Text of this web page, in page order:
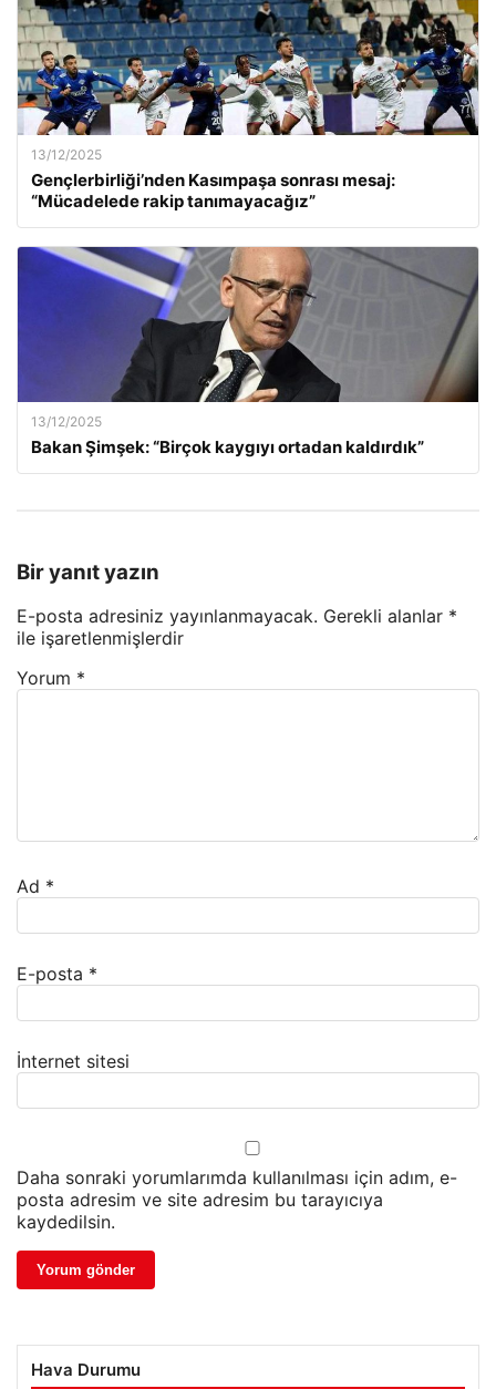
13/12/2025
Gençlerbirliği’nden Kasımpaşa sonrası mesaj:
“Mücadelede rakip tanımayacağız”
13/12/2025
Bakan Şimşek: “Birçok kaygıyı ortadan kaldırdık”
Bir yanıt yazın
E-posta adresiniz yayınlanmayacak. Gerekli alanlar *
ile işaretlenmişlerdir
Yorum *
Ad *
E-posta *
İnternet sitesi
Daha sonraki yorumlarımda kullanılması için adım, e-
posta adresim ve site adresim bu tarayıcıya
kaydedilsin.
Hava Durumu